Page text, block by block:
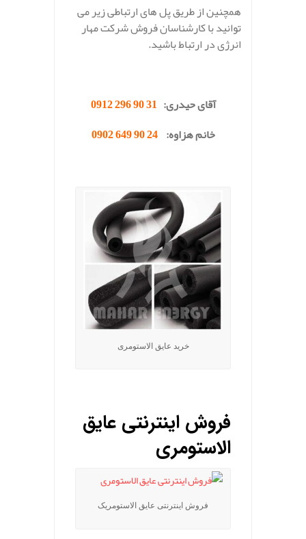
همچنین از طریق پل های ارتباطی زیر می
توانید با کارشناسان فروش شرکت مهار
انرژی در ارتباط باشید.
آقای حیدری: 31 90 296 0912
خانم هزاوه:24 90 649 0902
خرید عایق الاستومری
فروش اینترنتی عایق
الاستومری
فروش اینترنتی عایق الاستومریک